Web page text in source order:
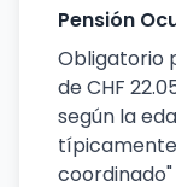
Pensión
Obligatorio
de CHF
según la
típicamente